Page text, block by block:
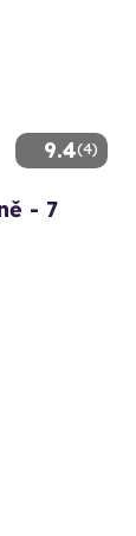
9.4(4)
- 7